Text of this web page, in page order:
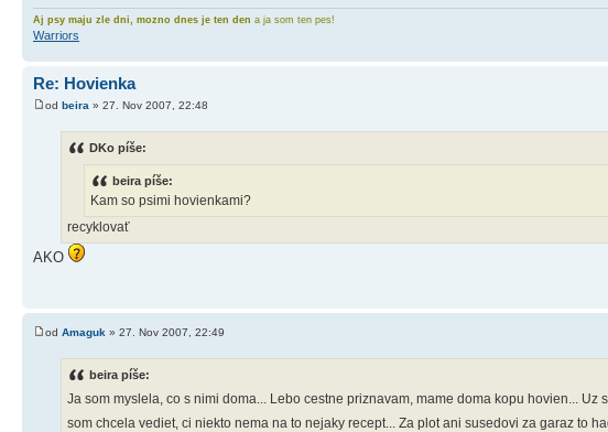
Aj psy maju zle dni, mozno dnes je ten den a ja som ten pes!
Warriors
Re: Hovienka
od beira » 27. Nov 2007, 22:48
DKo píše:
beira píše:
Kam so psimi hovienkami?
recyklovať
AKO
od Amaguk » 27. Nov 2007, 22:49
beira píše:
Ja som myslela, co s nimi doma... Lebo cestne priznavam, mame doma kopu hovien...
som chcela vediet, ci niekto nema na to nejaky recept... Za plot ani susedovi za garaz to